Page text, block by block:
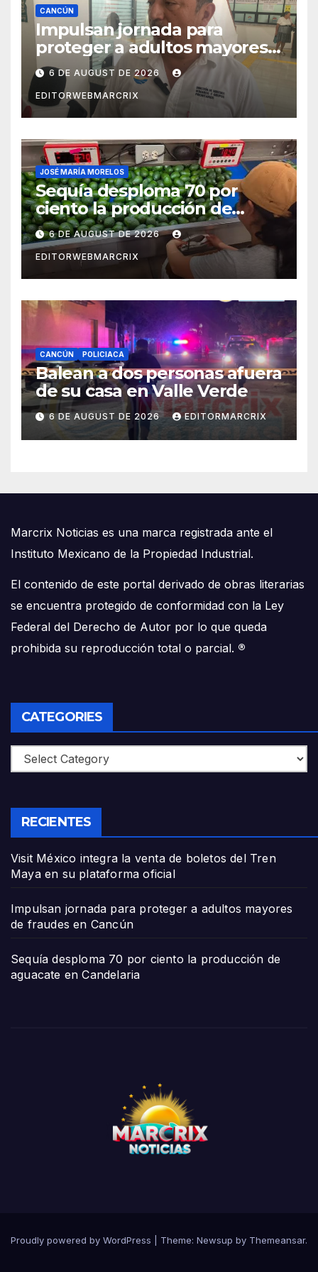
CANCÚN
Impulsan jornada para
proteger a adultos mayores
de fraudes en Cancún
6 DE AUGUST DE 2026
EDITORWEBMARCRIX
JOSÉ MARÍA MORELOS
Sequía desploma 70 por
ciento la producción de
aguacate en Candelaria
6 DE AUGUST DE 2026
EDITORWEBMARCRIX
CANCÚN POLICIACA
Balean a dos personas afuera
de su casa en Valle Verde
6 DE AUGUST DE 2026 EDITORMARCRIX
Marcrix Noticias es una marca registrada ante el
Instituto Mexicano de la Propiedad Industrial.
El contenido de este portal derivado de obras literarias
se encuentra protegido de conformidad con la Ley
Federal del Derecho de Autor por lo que queda
prohibida su reproducción total o parcial. ®
CATEGORIES
Categories
RECIENTES
Visit México integra la venta de boletos del Tren
Maya en su plataforma oficial
Impulsan jornada para proteger a adultos mayores
de fraudes en Cancún
Sequía desploma 70 por ciento la producción de
aguacate en Candelaria
Proudly powered by WordPress Theme: Newsup by Themeansar.